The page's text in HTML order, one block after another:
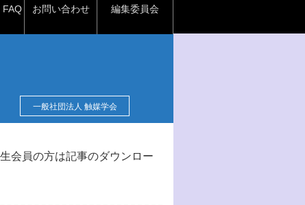
FAQ お問い合わせ 編集委員会
一般社団法人 触媒学会
会員の方は記事のダウンロー